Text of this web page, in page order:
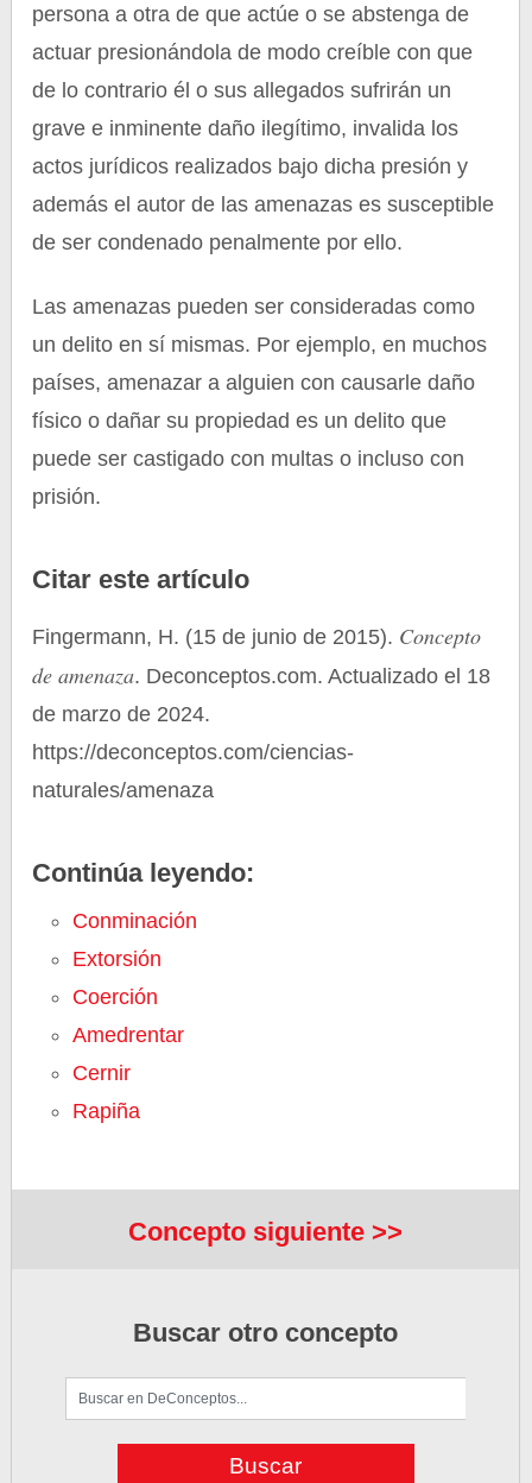
persona a otra de que actúe o se abstenga de
actuar presionándola de modo creíble con que
de lo contrario él o sus allegados sufrirán un
grave e inminente daño ilegítimo, invalida los
actos jurídicos realizados bajo dicha presión y
además el autor de las amenazas es susceptible
de ser condenado penalmente por ello.
Las amenazas pueden ser consideradas como
un delito en sí mismas. Por ejemplo, en muchos
países, amenazar a alguien con causarle daño
físico o dañar su propiedad es un delito que
puede ser castigado con multas o incluso con
prisión.
Citar este artículo
Fingermann, H. (15 de junio de 2015). Concepto
de amenaza. Deconceptos.com. Actualizado el 18
de marzo de 2024.
https://deconceptos.com/ciencias-
naturales/amenaza
Continúa leyendo:
Conminación
Extorsión
Coerción
Amedrentar
Cernir
Rapiña
Concepto siguiente >>
Buscar otro concepto